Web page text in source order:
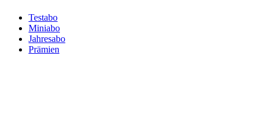
Testabo
Miniabo
Jahresabo
Prämien